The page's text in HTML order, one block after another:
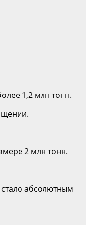
1,2 млн тонн.
2 млн тонн.
абсолютным